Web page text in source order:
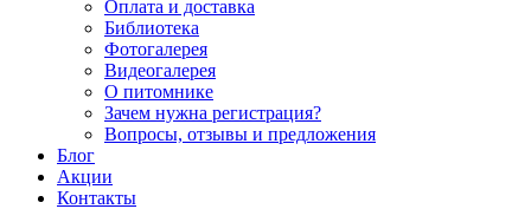
Оплата и доставка
Библиотека
Фотогалерея
Видеогалерея
О питомнике
Зачем нужна регистрация?
Вопросы, отзывы и предложения
Блог
Акции
Контакты